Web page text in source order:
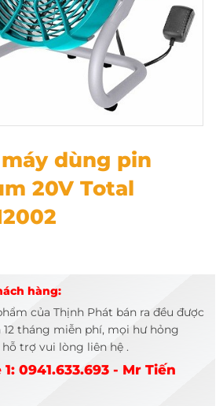
dùng pin
20V Total
hàng:
của Thịnh Phát bán ra đều được
12 tháng miễn phí, mọi hư hỏng
hỗ trợ vui lòng liên hệ .
0941.633.693 - Mr Tiến